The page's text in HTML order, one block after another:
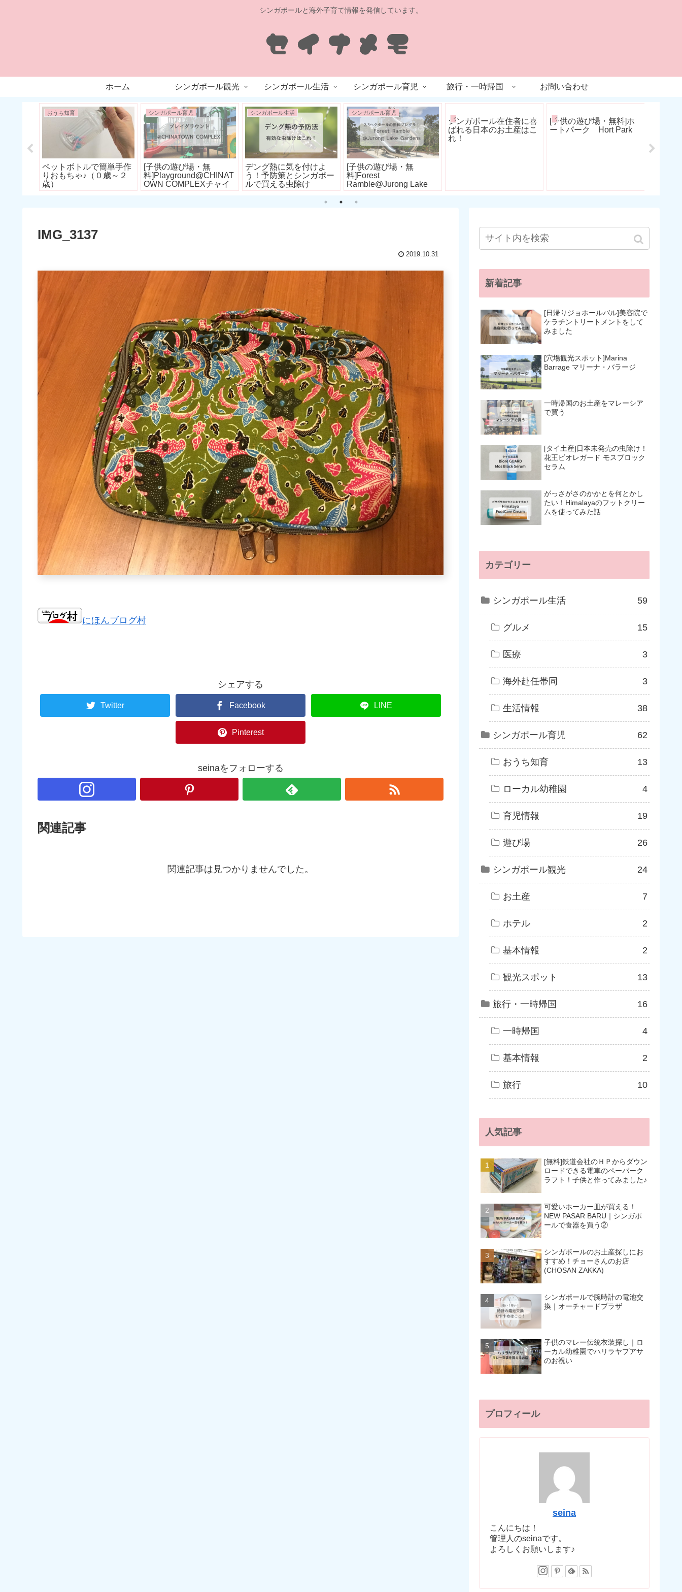
シンガポールと海外子育て情報を発信しています。
ホーム シンガポール観光 シンガポール生活 シンガポール育児 旅行・一時帰国 お問い合わせ
おうち知育
ペットボトルで簡単手作
りおもちゃ♪（０歳～２
歳）
シンガポール育児
[子供の遊び場・無
料]Playground@CHINAT
OWN COMPLEXチャイ
ナタウンコンプレックス
シンガポール生活
デング熱に気を付けよ
う！予防策とシンガポー
ルで買える虫除け
シンガポール育児
[子供の遊び場・無
料]Forest
Ramble@Jurong Lake
Gardens ジュロンレイク
ガーデンズ
IMG_3137
2019.10.31
にほんブログ村
シェアする
Twitter Facebook LINE
Pinterest
seinaをフォローする
関連記事
関連記事は見つかりませんでした。
新着記事
[日帰りジョホールバル]美容院で
ケラチントリートメントをして
みました
[穴場観光スポット]Marina
Barrage マリーナ・バラージ
一時帰国のお土産をマレーシア
で買う
[タイ土産]日本未発売の虫除け！
花王ビオレガード モスブロック
セラム
がっさがさのかかとを何とかし
たい！Himalayaのフットクリー
ムを使ってみた話
カテゴリー
シンガポール生活 59
グルメ 15
医療 3
海外赴任帯同 3
生活情報 38
シンガポール育児 62
おうち知育 13
ローカル幼稚園 4
育児情報 19
遊び場 26
シンガポール観光 24
お土産 7
ホテル 2
基本情報 2
観光スポット 13
旅行・一時帰国 16
一時帰国 4
基本情報 2
旅行 10
人気記事
[無料]鉄道会社のＨＰからダウン
ロードできる電車のペーパーク
ラフト！子供と作ってみました♪
可愛いホーカー皿が買える！
NEW PASAR BARU｜シンガポ
ールで食器を買う②
シンガポールのお土産探しにお
すすめ！チョーさんのお店
(CHOSAN ZAKKA)
シンガポールで腕時計の電池交
換｜オーチャードプラザ
子供のマレー伝統衣装探し｜ロ
ーカル幼稚園でハリラヤプアサ
のお祝い
プロフィール
seina
こんにちは！
管理人のseinaです。
よろしくお願いします♪